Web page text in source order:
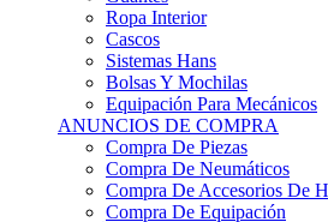
Cascos
Sistemas Hans
Bolsas Y Mochilas
Equipación Para Mecánicos
ANUNCIOS DE COMPRA
Compra De Piezas
Compra De Neumáticos
Compra De Accesorios De
Compra De Equipación
VEHÍCULOS CLÁSICOS